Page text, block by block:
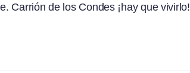
Carrión de los Condes ¡hay que vivirlo!